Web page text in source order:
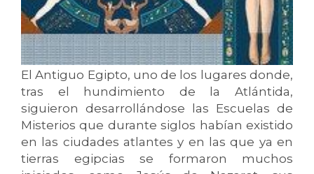
El Antiguo Egipto, uno de los lugares donde,
tras el hundimiento de la Atlántida,
siguieron desarrollándose las Escuelas de
Misterios que durante siglos habían existido
en las ciudades atlantes y en las que ya en
tierras egipcias se formaron muchos